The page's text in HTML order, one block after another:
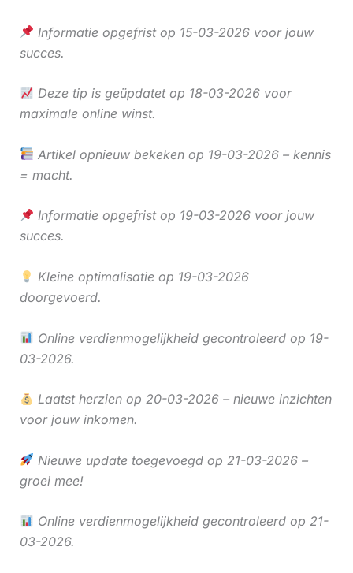
Informatie opgefrist op 15-03-2026 voor jouw
succes.
Deze tip is geüpdatet op 18-03-2026 voor
maximale online winst.
Artikel opnieuw bekeken op 19-03-2026 – kennis
= macht.
Informatie opgefrist op 19-03-2026 voor jouw
succes.
Kleine optimalisatie op 19-03-2026
doorgevoerd.
Online verdienmogelijkheid gecontroleerd op 19-
03-2026.
Laatst herzien op 20-03-2026 – nieuwe inzichten
voor jouw inkomen.
Nieuwe update toegevoegd op 21-03-2026 –
groei mee!
Online verdienmogelijkheid gecontroleerd op 21-
03-2026.